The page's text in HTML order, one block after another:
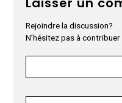
Rejoindre la discussion?
N’hésitez pas à contribuer